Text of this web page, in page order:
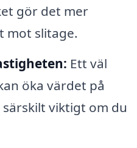
gör det mer
mot slitage.
Ett väl
öka värdet på
viktigt om du